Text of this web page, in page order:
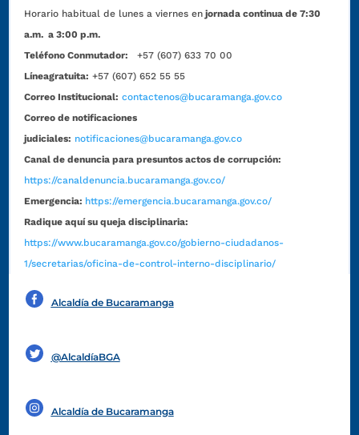
Horario habitual de lunes a viernes en jornada continua de 7:30
a.m. a 3:00 p.m.
Teléfono Conmutador:
+57 (607) 633 70 00
Líneagratuita: +57 (607) 652 55 55
Correo Institucional: contactenos@bucaramanga.gov.co
Correo de notificaciones
judiciales: notificaciones@bucaramanga.gov.co
Canal de denuncia para presuntos actos de corrupción:
https://canaldenuncia.bucaramanga.gov.co/
Emergencia: https://emergencia.bucaramanga.gov.co/
Radique aquí su queja disciplinaria:
https://www.bucaramanga.gov.co/gobierno-ciudadanos-
1/secretarias/oficina-de-control-interno-disciplinario/
Alcaldía de Bucaramanga
@AlcaldíaBGA
Alcaldía de Bucaramanga